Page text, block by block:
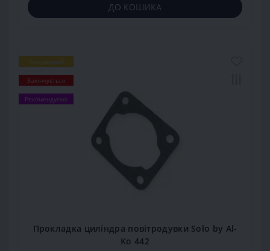
ДО КОШИКА
Популярний
Закінчується
Рекомендуємо
Прокладка циліндра повітродувки Solo by Al-
Ko 442